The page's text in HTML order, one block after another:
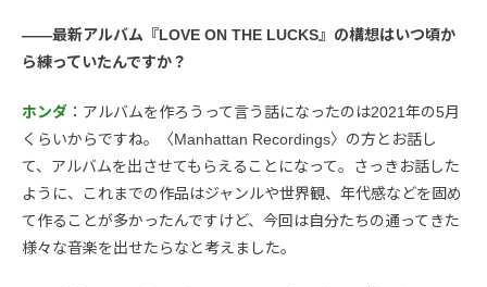
――最新アルバム『LOVE ON THE LUCKS』の構想はいつ頃か
ら練っていたんですか？
ホンダ ：アルバムを作ろうって言う話になったのは2021年の5月
くらいからですね。〈Manhattan Recordings〉の方とお話し
て、アルバムを出させてもらえることになって。さっきお話した
ように、これまでの作品はジャンルや世界観、年代感などを固め
て作ることが多かったんですけど、今回は自分たちの通ってきた
様々な音楽を出せたらなと考えました。